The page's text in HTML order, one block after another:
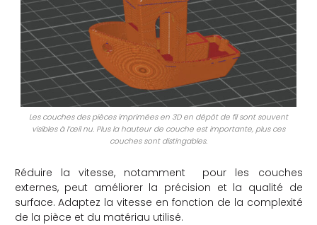
Les couches des pièces imprimées en 3D en dépôt de fil sont souvent
visibles à l’œil nu. Plus la hauteur de couche est importante, plus ces
couches sont distingables.
Réduire la vitesse, notamment pour les couches
externes, peut améliorer la précision et la qualité de
surface. Adaptez la vitesse en fonction de la complexité
de la pièce et du matériau utilisé.